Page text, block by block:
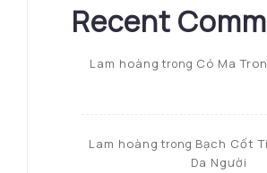
Recent
Lam hoàng trong Có Ma
Lam hoàng trong Bạch Cốt
Da Người